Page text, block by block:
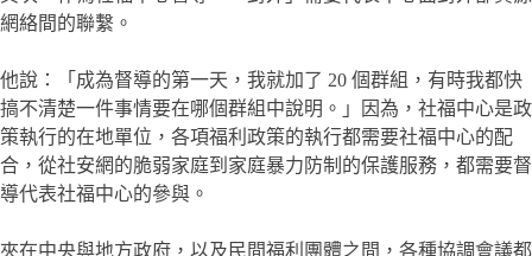
網絡間的聯繫。
他說：「成為督導的第一天，我就加了 20 個群組，有時我都快
搞不清楚一件事情要在哪個群組中說明。」因為，社福中心是政
策執行的在地單位，各項福利政策的執行都需要社福中心的配
合，從社安網的脆弱家庭到家庭暴力防制的保護服務，都需要督
導代表社福中心的參與。
夾在中央與地方政府，以及民間福利團體之間，各種協調會議都